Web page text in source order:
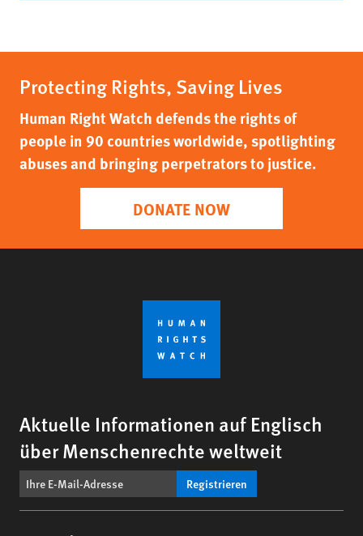
Protecting Rights, Saving Lives
Human Right Watch defends the rights of
people in 90 countries worldwide, spotlighting
abuses and bringing perpetrators to justice.
DONATE NOW
Aktuelle Informationen auf Englisch
über Menschenrechte weltweit
Registrieren